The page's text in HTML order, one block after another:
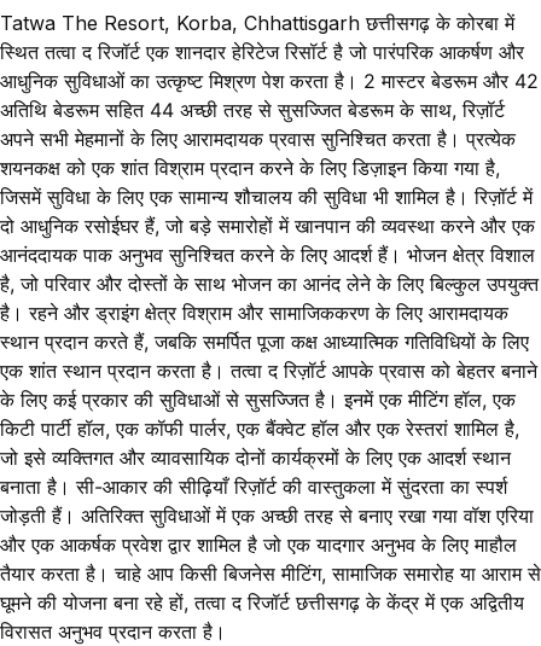
Tatwa The Resort, Korba, Chhattisgarh छत्तीसगढ़ के कोरबा में
स्थित तत्वा द रिजॉर्ट एक शानदार हेरिटेज रिसॉर्ट है जो पारंपरिक आकर्षण और
आधुनिक सुविधाओं का उत्कृष्ट मिश्रण पेश करता है। 2 मास्टर बेडरूम और 42
अतिथि बेडरूम सहित 44 अच्छी तरह से सुसज्जित बेडरूम के साथ, रिज़ॉर्ट
अपने सभी मेहमानों के लिए आरामदायक प्रवास सुनिश्चित करता है। प्रत्येक
शयनकक्ष को एक शांत विश्राम प्रदान करने के लिए डिज़ाइन किया गया है,
जिसमें सुविधा के लिए एक सामान्य शौचालय की सुविधा भी शामिल है। रिज़ॉर्ट में
दो आधुनिक रसोईघर हैं, जो बड़े समारोहों में खानपान की व्यवस्था करने और एक
आनंददायक पाक अनुभव सुनिश्चित करने के लिए आदर्श हैं। भोजन क्षेत्र विशाल
है, जो परिवार और दोस्तों के साथ भोजन का आनंद लेने के लिए बिल्कुल उपयुक्त
है। रहने और ड्राइंग क्षेत्र विश्राम और सामाजिककरण के लिए आरामदायक
स्थान प्रदान करते हैं, जबकि समर्पित पूजा कक्ष आध्यात्मिक गतिविधियों के लिए
एक शांत स्थान प्रदान करता है। तत्वा द रिज़ॉर्ट आपके प्रवास को बेहतर बनाने
के लिए कई प्रकार की सुविधाओं से सुसज्जित है। इनमें एक मीटिंग हॉल, एक
किटी पार्टी हॉल, एक कॉफी पार्लर, एक बैंक्वेट हॉल और एक रेस्तरां शामिल है,
जो इसे व्यक्तिगत और व्यावसायिक दोनों कार्यक्रमों के लिए एक आदर्श स्थान
बनाता है। सी-आकार की सीढ़ियाँ रिज़ॉर्ट की वास्तुकला में सुंदरता का स्पर्श
जोड़ती हैं। अतिरिक्त सुविधाओं में एक अच्छी तरह से बनाए रखा गया वॉश एरिया
और एक आकर्षक प्रवेश द्वार शामिल है जो एक यादगार अनुभव के लिए माहौल
तैयार करता है। चाहे आप किसी बिजनेस मीटिंग, सामाजिक समारोह या आराम से
घूमने की योजना बना रहे हों, तत्वा द रिजॉर्ट छत्तीसगढ़ के केंद्र में एक अद्वितीय
विरासत अनुभव प्रदान करता है।